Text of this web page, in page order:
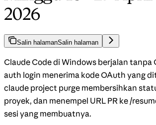
2026
Salin halamanSalin halaman
Claude Code di Windows berjalan tanpa
auth login menerima kode OAuth yang
claude project purge membersihkan
proyek, dan menempel URL PR ke /
sesi yang membuatnya.